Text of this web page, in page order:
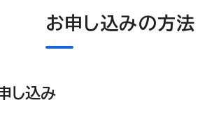
お申し込みの方法
し込み